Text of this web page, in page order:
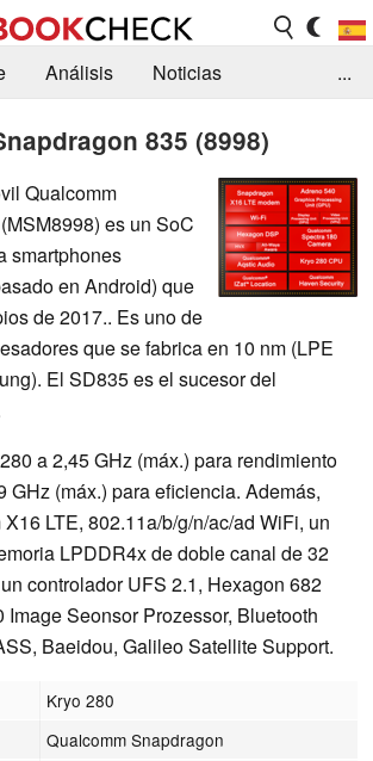
Análisis
Noticias
...
835 (8998)
Qualcomm
es un SoC
smartphones
en Android) que
de 2017.. Es uno de
que se fabrica en 10 nm (LPE
El SD835 es el sucesor del
a 2,45 GHz (máx.) para rendimiento
GHz (máx.) para eficiencia. Además,
LTE, 802.11a/b/g/n/ac/ad WiFi, un
LPDDR4x de doble canal de 32
controlador UFS 2.1, Hexagon 682
Image Seonsor Prozessor, Bluetooth
Baeidou, Galileo Satellite Support.
Kryo 280
Qualcomm Snapdragon